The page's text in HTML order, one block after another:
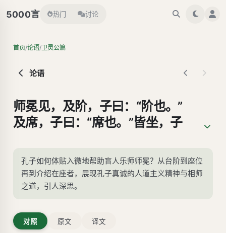
5000言 热门 讨论
首页/论语/卫灵公篇
论语
师冕见，及阶，子曰：“阶也。”
及席，子曰：“席也。”皆坐，子
冕出。子张问曰：“与师言之道
与？”子曰：“然，固相师之道
也。”
孔子如何体贴入微地帮助盲人乐师师冕？从台阶到座位
再到介绍在座者，展现孔子真诚的人道主义精神与相师
之道，引人深思。
对照 原文 译文